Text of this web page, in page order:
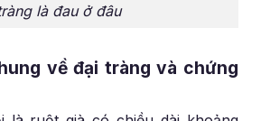
là đau ở đâu
về đại tràng và chứng